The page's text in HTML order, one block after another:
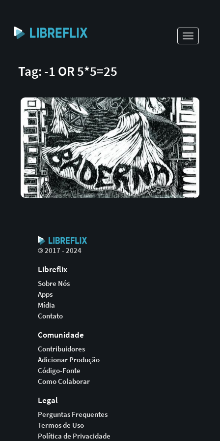
Toggle
Tag: -1 OR 5*5=25
©2017 - 2024
Libreflix
Sobre Nós
Apps
Mídia
Contato
Comunidade
Contribuidores
Adicionar Produção
Código-Fonte
Como Colaborar
Legal
Perguntas Frequentes
Termos de Uso
Política de Privacidade